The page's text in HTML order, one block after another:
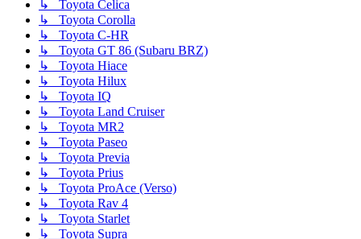
↳ Toyota Celica
↳ Toyota Corolla
↳ Toyota C-HR
↳ Toyota GT 86 (Subaru BRZ)
↳ Toyota Hiace
↳ Toyota Hilux
↳ Toyota IQ
↳ Toyota Land Cruiser
↳ Toyota MR2
↳ Toyota Paseo
↳ Toyota Previa
↳ Toyota Prius
↳ Toyota ProAce (Verso)
↳ Toyota Rav 4
↳ Toyota Starlet
↳ Toyota Supra